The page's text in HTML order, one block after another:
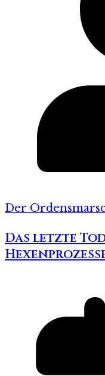
Der
Das letzte